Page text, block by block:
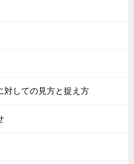
対しての見方と捉え方